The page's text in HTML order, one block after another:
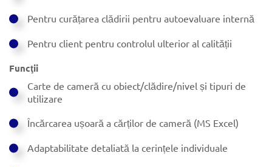
Pentru curățarea clădirii pentru autoevaluare internă
Pentru client pentru controlul ulterior al calității
Funcţii
Carte de cameră cu obiect/clădire/nivel și tipuri de
utilizare
Încărcarea ușoară a cărților de cameră (MS Excel)
Adaptabilitate detaliată la cerințele individuale